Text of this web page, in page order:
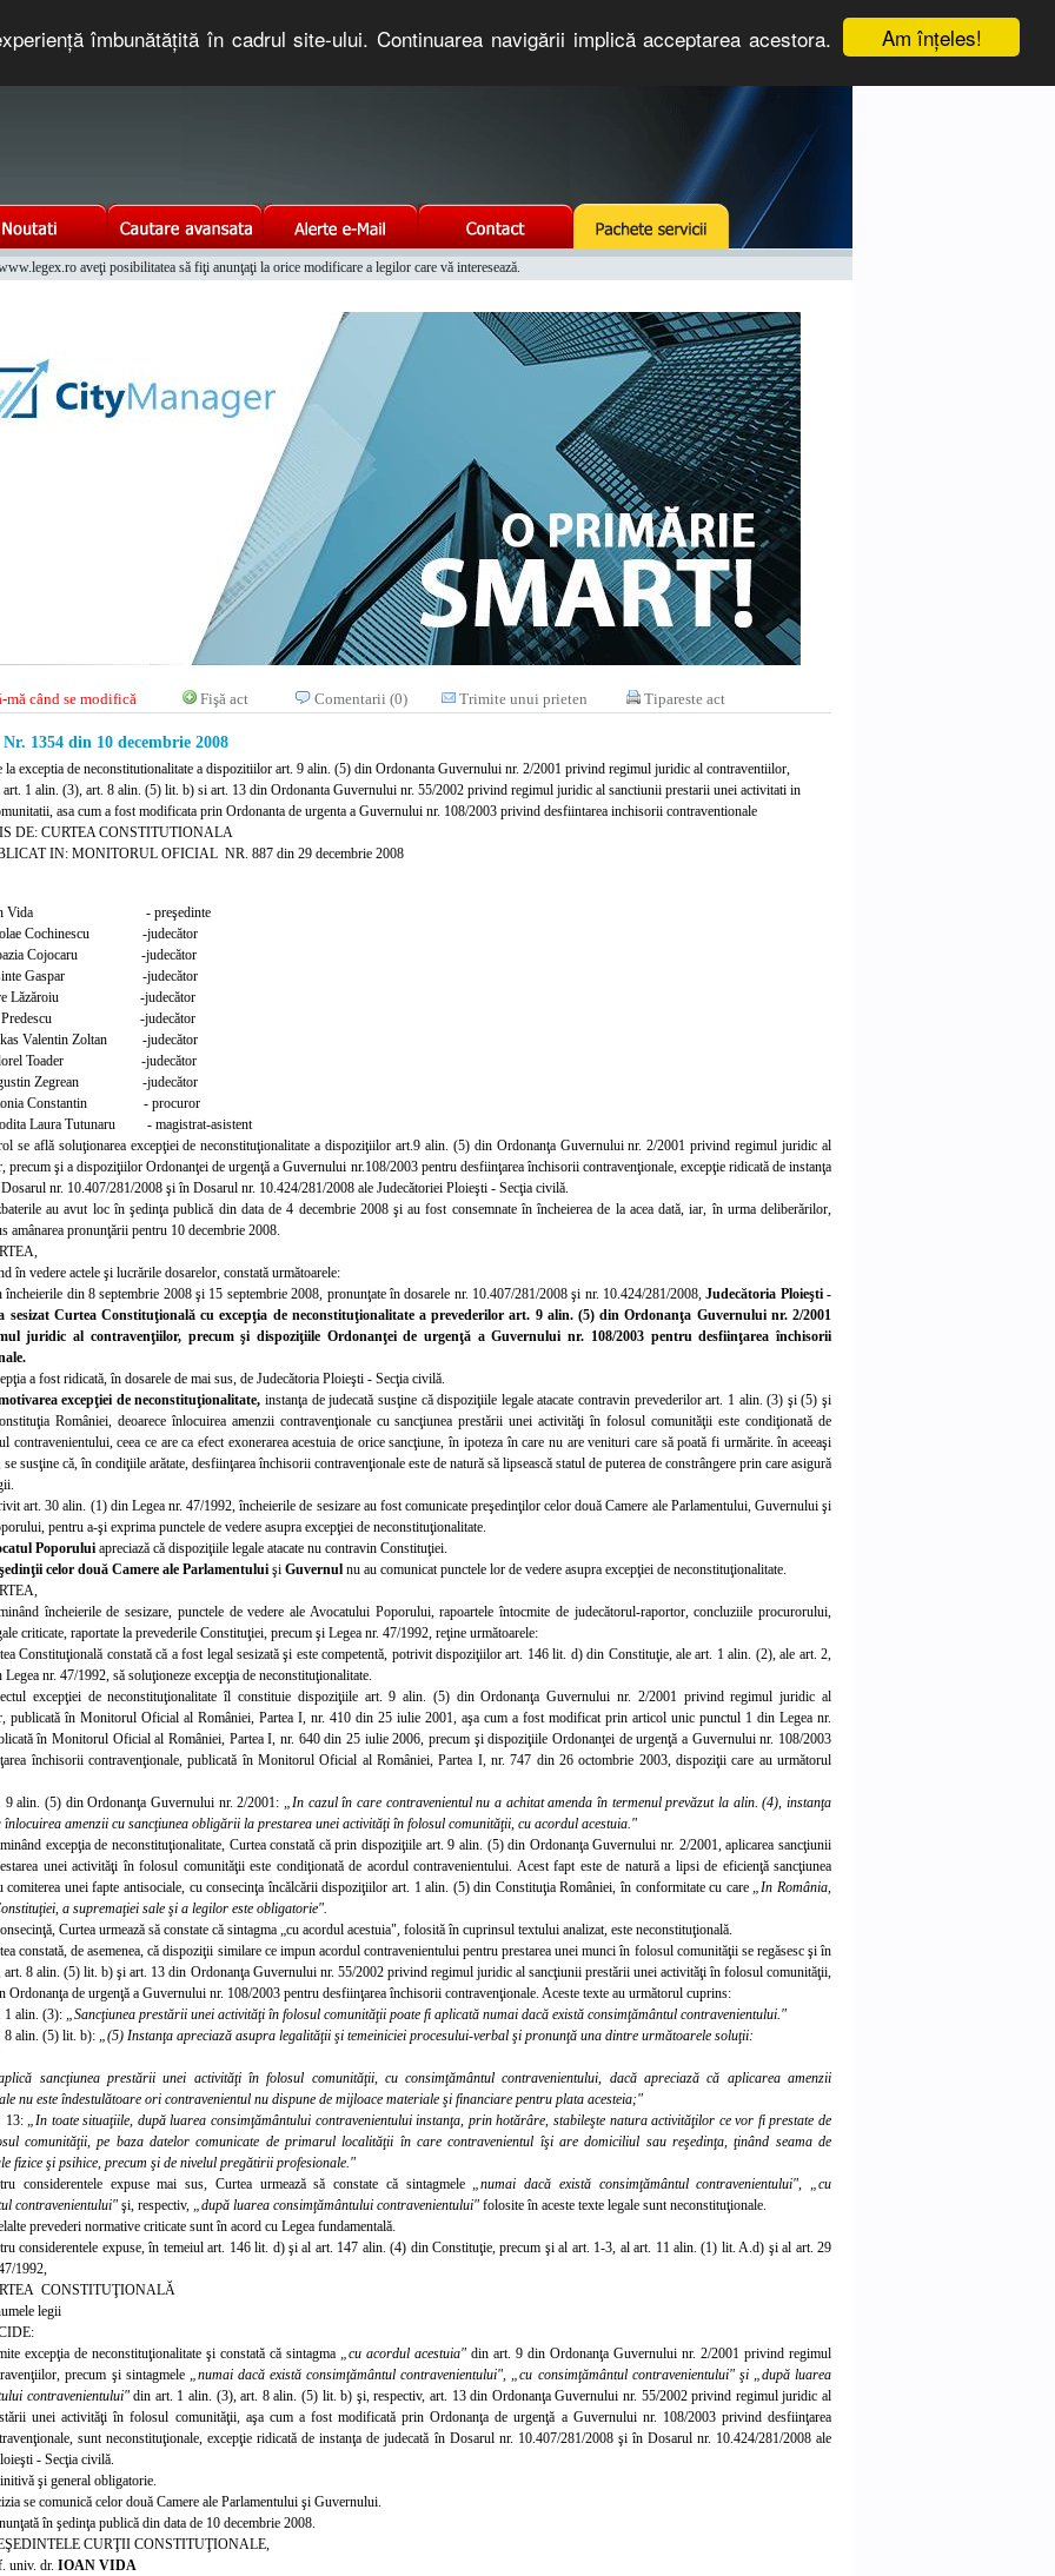
Am înţeles!
îmbunătăţită în cadrul site-ului. Continuarea navigării implică acceptarea acestora.
aveţi posibilitatea să fiţi anunţaţi la orice modificare a legilor care vă interesează.
mă când se modifică Fişă act Comentarii (0) Trimite unui prieten Tipareste act
1354 din 10 decembrie 2008
la exceptia de neconstitutionalitate a dispozitiilor art. 9 alin. (5) din Ordonanta Guvernului nr. 2/2001 privind regimul juridic al contraventiilor,
art. 1 alin. (3), art. 8 alin. (5) lit. b) si art. 13 din Ordonanta Guvernului nr. 55/2002 privind regimul juridic al sanctiunii prestarii unei activitati in
asa cum a fost modificata prin Ordonanta de urgenta a Guvernului nr. 108/2003 privind desfiintarea inchisorii contraventionale
DE: CURTEA CONSTITUTIONALA
IN: MONITORUL OFICIAL NR. 887 din 29 decembrie 2008
Vida - preşedinte
Cochinescu -judecător
Cojocaru -judecător
Gaspar -judecător
Lăzăroiu -judecător
Predescu -judecător
Valentin Zoltan -judecător
Toader -judecător
Zegrean -judecător
Constantin - procuror
Laura Tutunaru - magistrat-asistent
se află soluţionarea excepţiei de neconstituţionalitate a dispoziţiilor art.9 alin. (5) din Ordonanţa Guvernului nr. 2/2001 privind regimul juridic al
precum şi a dispoziţiilor Ordonanţei de urgenţă a Guvernului nr.108/2003 pentru desfiinţarea închisorii contravenţionale, excepţie ridicată de instanţa
nr. 10.407/281/2008 şi în Dosarul nr. 10.424/281/2008 ale Judecătoriei Ploieşti - Secţia civilă.
au avut loc în şedinţa publică din data de 4 decembrie 2008 şi au fost consemnate în încheierea de la acea dată, iar, în urma deliberărilor,
amânarea pronunţării pentru 10 decembrie 2008.
în vedere actele şi lucrările dosarelor, constată următoarele:
încheierile din 8 septembrie 2008 şi 15 septembrie 2008, pronunţate în dosarele nr. 10.407/281/2008 şi nr. 10.424/281/2008,Judecătoria Ploieşti -
sesizat Curtea Constituţională cu excepţia de neconstituţionalitate a prevederilor art. 9 alin. (5) din Ordonanţa Guvernului nr. 2/2001
juridic al contravenţiilor, precum şi dispoziţiile Ordonanţei de urgenţă a Guvernului nr. 108/2003 pentru desfiinţarea închisorii
a fost ridicată, în dosarele de mai sus, de Judecătoria Ploieşti - Secţia civilă.
excepţiei de neconstituţionalitate,instanţa de judecată susţine că dispoziţiile legale atacate contravin prevederilor art. 1 alin. (3) şi (5) şi
României, deoarece înlocuirea amenzii contravenţionale cu sancţiunea prestării unei activităţi în folosul comunităţii este condiţionată de
contravenientului, ceea ce are ca efect exonerarea acestuia de orice sancţiune, în ipoteza în care nu are venituri care să poată fi urmărite. în aceeaşi
susţine că, în condiţiile arătate, desfiinţarea închisorii contravenţionale este de natură să lipsească statul de puterea de constrângere prin care asigură
art. 30 alin . (1) din Legea nr. 47/1992, încheierile de sesizare au fost comunicate preşedinţilor celor două Camere ale Parlamentului, Guvernului şi
pentru a-şi exprima punctele de vedere asupra excepţiei de neconstituţionalitate.
Poporului apreciază că dispoziţiile legale atacate nu contravin Constituţiei.
celor două Camere ale Parlamentului şi Guvernul nu au comunicat punctele lor de vedere asupra excepţiei de neconstituţionalitate.
încheierile de sesizare, punctele de vedere ale Avocatului Poporului, rapoartele întocmite de judecătorul-raportor, concluziile procurorului,
criticate, raportate la prevederile Constituţiei, precum şi Legea nr. 47/1992, reţine următoarele:
Constituţională constată că a fost legal sesizată şi este competentă, potrivit dispoziţiilor art. 146 lit. d) din Constituţie, ale art. 1 alin. (2), ale art. 2,
nr. 47/1992, să soluţioneze excepţia de neconstituţionalitate.
excepţiei de neconstituţionalitate îl constituie dispoziţiile art. 9 alin. (5) din Ordonanţa Guvernului nr. 2/2001 privind regimul juridic al
publicată în Monitorul Oficial al României, Partea I, nr. 410 din 25 iulie 2001, aşa cum a fost modificat prin articol unic punctul 1 din Legea nr.
în Monitorul Oficial al României, ParteaI,nr. 640 din 25 iulie 2006, precum şi dispoziţiile Ordonanţei de urgenţă a Guvernului nr. 108/2003
închisorii contravenţionale, publicată în Monitorul Oficial al României, Partea I,nr. 747 din 26 octombrie 2003, dispoziţii care au următorul
9 alin. (5) din Ordonanţa Guvernului nr. 2/2001:
„In cazul în care contravenientul nu a achitat amenda în termenul prevăzut la alin. (4), instanţa
înlocuirea amenzii cu sancţiunea obligării la prestarea unei activităţi în folosul comunităţii, cu acordul acestuia."
excepţia de neconstituţionalitate, Curtea constată că prin dispoziţiile art. 9 alin. (5) din Ordonanţa Guvernului nr. 2/2001, aplicarea sancţiunii
unei activităţi în folosul comunităţii este condiţionată de acordul contravenientului. Acest fapt este de natură a lipsi de eficienţă sancţiunea
comiterea unei fapte antisociale, cu consecinţa încălcării dispoziţiilor art. 1 alin. (5) din Constituţia României, în conformitate cu care
„In România,
a supremaţiei sale şi a legilor este obligatorie".
Curtea urmează să constate că sintagma „cu acordul acestuia", folosită în cuprinsul textului analizat, este neconstituţională.
constată, de asemenea, că dispoziţii similare ce impun acordul contravenientului pentru prestarea unei munci în folosul comunităţii se regăsesc şi în
art. 8 alin. (5) lit. b) şi art. 13 din Ordonanţa Guvernului nr. 55/2002 privind regimul juridic al sancţiunii prestării unei activităţi în folosul comunităţii,
Ordonanţa de urgenţă a Guvernului nr. 108/2003 pentru desfiinţarea închisorii contravenţionale. Aceste texte au următorul cuprins:
1 alin. (3):
„Sancţiunea prestării unei activităţi în folosul comunităţii poate fi aplicată numai dacă există consimţământul contravenientului."
8 alin. (5) lit. b):
„(5) Instanţa apreciază asupra legalităţii şi temeiniciei procesului-verbal şi pronunţă una dintre următoarele soluţii:
sancţiunea prestării unei activităţi în folosul comunităţii, cu consimţământul contravenientului, dacă apreciază că aplicarea amenzii
nu este îndestulătoare ori contravenientul nu dispune de mijloace materiale şi financiare pentru plata acesteia;"
13:
„In toate situaţiile, după luarea consimţământului contravenientului instanţa, prin hotărâre, stabileşte natura activităţilor ce vor fi prestate de
comunităţii, pe baza datelor comunicate de primarul localităţii în care contravenientul îşi are domiciliul sau reşedinţa, ţinând seama de
fizice şi psihice, precum şi de nivelul pregătirii profesionale."
considerentele expuse mai sus, Curtea urmează să constate că sintagmele
„numai dacă există consimţământul contravenientului", „cu
contravenientului" şi, respectiv, „după luarea consimţământului contravenientului" folosite în aceste texte legale sunt neconstituţionale.
prevederi normative criticate sunt în acord cu Legea fundamentală.
considerentele expuse, în temeiul art. 146 lit. d) şi al art. 147 alin. (4) din Constituţie, precum şi al art. 1-3, al art. 11 alin. (1) lit. A.d) şi al art. 29
1992,
CONSTITUŢIONALĂ
legii
excepţia de neconstituţionalitate şi constată că sintagma
„cu acordul acestuia" din art. 9 din Ordonanţa Guvernului nr. 2/2001 privind regimul
precum şi sintagmele
„numai dacă există consimţământul contravenientului", „cu consimţământul contravenientului" şi „după luarea
contravenientului"din art. 1 alin. (3), art. 8 alin. (5) lit. b) şi, respectiv, art. 13 din Ordonanţa Guvernului nr. 55/2002 privind regimul juridic al
unei activităţi în folosul comunităţii, aşa cum a fost modificată prin Ordonanţa de urgenţă a Guvernului nr. 108/2003 privind desfiinţarea
sunt neconstituţionale, excepţie ridicată de instanţa de judecată în Dosarul nr. 10.407/281/2008 şi în Dosarul nr. 10.424/281/2008 ale
- Secţia civilă.
şi general obligatorie.
se comunică celor două Camere ale Parlamentului şi Guvernului.
în şedinţa publică din data de 10 decembrie 2008.
CURŢII CONSTITUŢIONALE,
univ. dr. IOAN VIDA